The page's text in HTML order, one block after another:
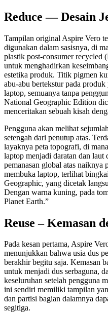
Reduce — Desain
Tampilan original Aspire Vero
digunakan dalam sasisnya, di
plastik post-consumer recycled
untuk menghadirkan
estetika produk. Titik pigmen
abu-abu bertekstur pada
laptop, semuanya tanpa
National Geographic Edition
menceritakan sebuah kisah
Pengguna akan melihat
setengah dari penutup atas.
layaknya peta topografi, di
laptop menjadi daratan dan laut
pemanasan global atas naiknya
membuka laptop, terlihat
Geographic, yang dicetak
Dengan warna kuning, pada
Planet Earth.”
Reuse – Kemasan
Pada kesan pertama, Aspire
menunjukkan bahwa usia dus
berakhir begitu saja. Kemasan
untuk menjadi dus serbaguna,
keseluruhan setelah pengguna
ini sendiri memiliki tampilan
dan partisi bagian dalamnya
segitiga.